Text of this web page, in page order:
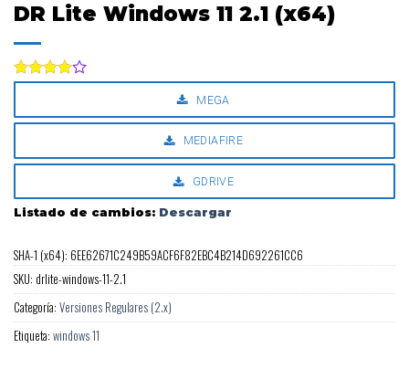
DR Lite Windows 11 2.1 (x64)
de 5
MEGA
MEDIAFIRE
GDRIVE
Listado de cambios: Descargar
SHA-1 (x64): 6EE62671C249B59ACF6F82EBC4B214D692261CC6
SKU: drlite-windows-11-2.1
Categoría: Versiones Regulares (2.x)
Etiqueta: windows 11